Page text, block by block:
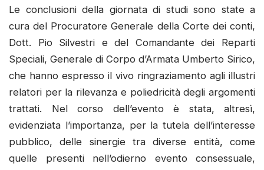
Le conclusioni della giornata di studi sono state a
cura del Procuratore Generale della Corte dei conti,
Dott. Pio Silvestri e del Comandante dei Reparti
Speciali, Generale di Corpo d’Armata Umberto Sirico,
che hanno espresso il vivo ringraziamento agli illustri
relatori per la rilevanza e poliedricità degli argomenti
trattati. Nel corso dell’evento è stata, altresì,
evidenziata l’importanza, per la tutela dell’interesse
pubblico, delle sinergie tra diverse entità, come
quelle presenti nell’odierno evento consessuale,